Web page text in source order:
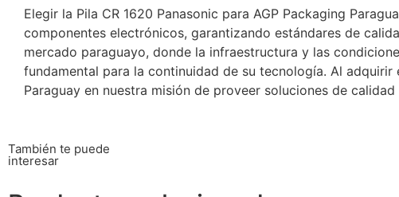
Elegir la Pila CR 1620 Panasonic para AGP Packaging
componentes electrónicos, garantizando estándares de
mercado paraguayo, donde la infraestructura y las
fundamental para la continuidad de su tecnología. Al
Paraguay en nuestra misión de proveer soluciones de
También te puede
interesar